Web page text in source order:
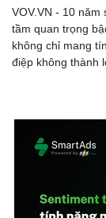
Nhi khoa
Nam khoa
Làm đẹp - giảm
Phòng mạch
VOV.VN - 10 năm
tầm quan trọng
không chỉ mang
điệp không thành